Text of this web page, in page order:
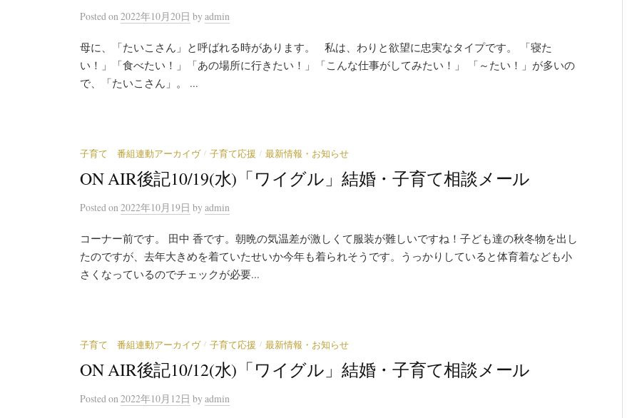
Postedon 2022年10月20日 by admin
母に、「たいこさん」と呼ばれる時があります。 私は、わりと欲望に忠実なタイプです。 「寝た
い！」「食べたい！」「あの場所に行きたい！」「こんな仕事がしてみたい！」 「～たい！」が多いの
で、「たいこさん」。 ...
子育て 番組連動アーカイヴ / 子育て応援 / 最新情報・お知らせ
ON AIR後記10/19(水)「ワイグル」結婚・子育て相談メール
Postedon 2022年10月19日 by admin
コーナー前です。 田中 香です。朝晩の気温差が激しくて服装が難しいですね！子ども達の秋冬物を出し
たのですが、去年大きめを着ていたせいか今年も着られそうです。うっかりしていると体育着なども小
さくなっているのでチェックが必要...
子育て 番組連動アーカイヴ / 子育て応援 / 最新情報・お知らせ
ON AIR後記10/12(水)「ワイグル」結婚・子育て相談メール
Postedon 2022年10月12日 by admin